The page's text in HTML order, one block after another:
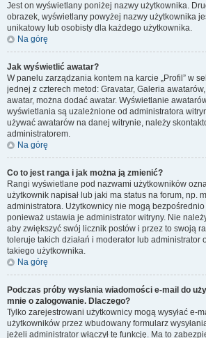
Jest on wyświetlany poniżej nazwy użytkownika.
obrazek, wyświetlany powyżej nazwy użytkownika
unikatowy lub osobisty dla każdego użytkownika.
Na górę
Jak wyświetlić awatar?
W panelu zarządzania kontem na karcie „Profil” w
jednej z czterech metod: Gravatar, Galeria
awatar, można dodać awatar. Wyświetlanie
wyświetlania są uzależnione od administratora
używać awatarów na danej witrynie, należy
administratorem.
Na górę
Co to jest ranga i jak można ją zmienić?
Rangi wyświetlane pod nazwami użytkowników
użytkownik napisał lub jaki ma status na forum, np.
administratora. Użytkownicy nie mogą
ponieważ ustawia je administrator witryny. Nie
aby zwiększyć swój licznik postów i przez to swoją
toleruje takich działań i moderator lub administrator
takiego użytkownika.
Na górę
Podczas próby wysłania wiadomości e-mail do
mnie o zalogowanie. Dlaczego?
Tylko zarejestrowani użytkownicy mogą wysyłać e-
użytkowników przez wbudowany formularz
jeżeli administrator włączył tę funkcję. Ma to